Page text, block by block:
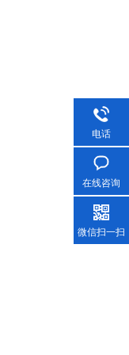
电话
在线咨询
微信扫一扫